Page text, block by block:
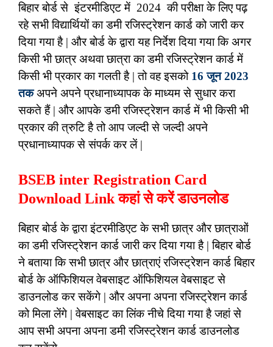
बिहार बोर्ड से इंटरमीडिएट में 2024 की परीक्षा के लिए पढ़
रहे सभी विद्यार्थियों का डमी रजिस्ट्रेशन कार्ड को जारी कर
दिया गया है | और बोर्ड के द्वारा यह निर्देश दिया गया कि अगर
किसी भी छात्र अथवा छात्रा का डमी रजिस्ट्रेशन कार्ड में
किसी भी प्रकार का गलती है | तो वह इसको 16 जून 2023
तक अपने अपने प्रधानाध्यापक के माध्यम से सुधार करा
सकते हैं | और आपके डमी रजिस्ट्रेशन कार्ड में भी किसी भी
प्रकार की त्रुटि है तो आप जल्दी से जल्दी अपने
प्रधानाध्यापक से संपर्क कर लें |
BSEB inter Registration Card
Download Link कहां से करें डाउनलोड
बिहार बोर्ड के द्वारा इंटरमीडिएट के सभी छात्र और छात्राओं
का डमी रजिस्ट्रेशन कार्ड जारी कर दिया गया है | बिहार बोर्ड
ने बताया कि सभी छात्र और छात्राएं रजिस्ट्रेशन कार्ड बिहार
बोर्ड के ऑफिशियल वेबसाइट ऑफिशियल वेबसाइट से
डाउनलोड कर सकेंगे | और अपना अपना रजिस्ट्रेशन कार्ड
को मिला लेंगे | वेबसाइट का लिंक नीचे दिया गया है जहां से
आप सभी अपना अपना डमी रजिस्ट्रेशन कार्ड डाउनलोड